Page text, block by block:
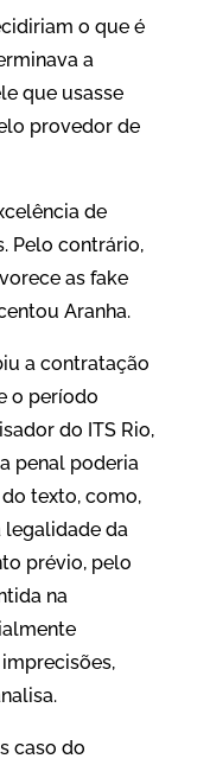
o que é
a
que usasse
provedor de
de
Pelo contrário,
as fake
Aranha.
a contratação
o período
do ITS Rio,
penal poderia
texto, como,
da
prévio, pelo
na
caso do